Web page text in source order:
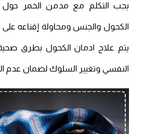
يجب التكلم مع مدمن الخمر حول
الكحول والجنس ومحاولة إقناعه
يتم علاج ادمان الكحول بطرق صحية
النفسي وتغيير السلوك لضمان عدم